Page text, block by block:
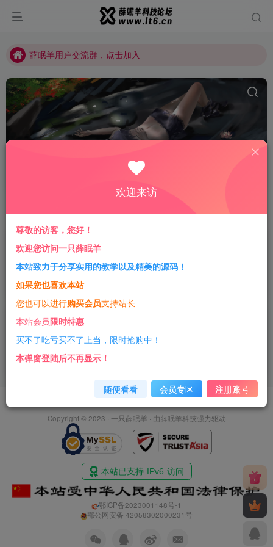
薛眠羊用户交流群，点击加入
薛眠羊用户交流群，点击加入
站点正在整改，如有侵犯您的权益请联系我们
排序 更新 浏览 点赞 评论
免费资源 学习笔记
商业合作 净网行动
Copyright © 2023 · 一只薛眠羊 · 由薛眠羊科技强力驱动
鄂ICP备2023001148号-1
鄂公网安备 42058302000231号
欢迎来访
尊敬的访客，您好！
欢迎您访问一只薛眠羊
本站致力于分享实用的教学以及精美的源码！
如果您也喜欢本站
您也可以进行购买会员支持站长
本站会员限时特惠
买不了吃亏买不了上当，限时抢购中！
本弹窗登陆后不再显示！
随便看看 会员专区 注册账号